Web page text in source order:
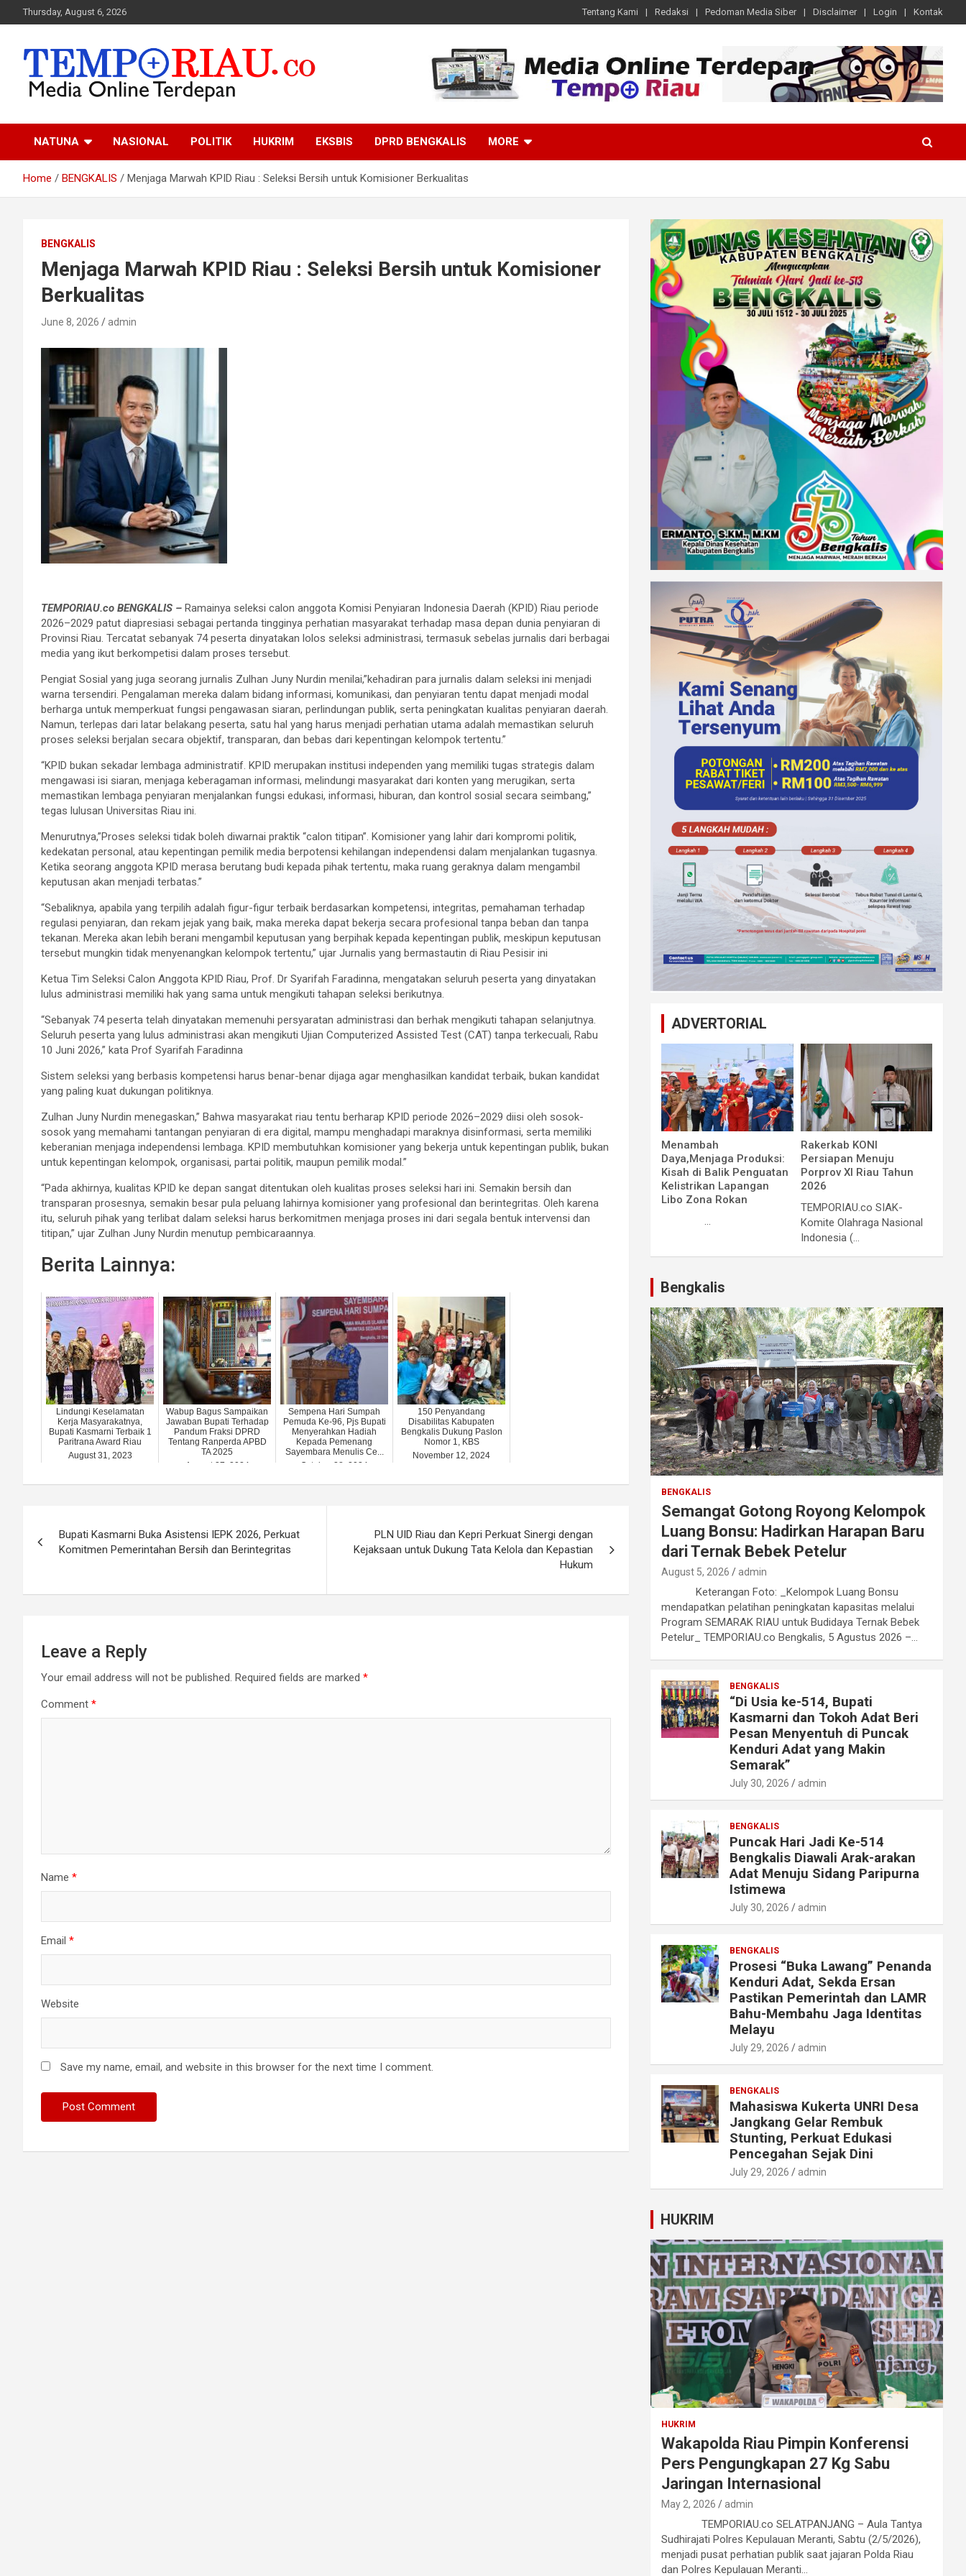
to
Thursday, August 6, 2026 Tentang Kami Redaksi Pedoman Media Siber Disclaimer Login Kontak
Tempo Riau
NATUNA NASIONAL POLITIK HUKRIM EKSBIS DPRD BENGKALIS MORE
Home BENGKALIS Menjaga Marwah KPID Riau : Seleksi Bersih untuk Komisioner Berkualitas
BENGKALIS
Menjaga Marwah KPID Riau : Seleksi Bersih untuk Komisioner
Berkualitas
June 8, 2026 admin
TEMPORIAU.co BENGKALIS – Ramainya seleksi calon anggota Komisi Penyiaran Indonesia Daerah (KPID) Riau periode
2026–2029 patut diapresiasi sebagai pertanda tingginya perhatian masyarakat terhadap masa depan dunia penyiaran di
Provinsi Riau. Tercatat sebanyak 74 peserta dinyatakan lolos seleksi administrasi, termasuk sebelas jurnalis dari berbagai
media yang ikut berkompetisi dalam proses tersebut.
Pengiat Sosial yang juga seorang jurnalis Zulhan Juny Nurdin menilai,”kehadiran para jurnalis dalam seleksi ini menjadi
warna tersendiri. Pengalaman mereka dalam bidang informasi, komunikasi, dan penyiaran tentu dapat menjadi modal
berharga untuk memperkuat fungsi pengawasan siaran, perlindungan publik, serta peningkatan kualitas penyiaran daerah.
Namun, terlepas dari latar belakang peserta, satu hal yang harus menjadi perhatian utama adalah memastikan seluruh
proses seleksi berjalan secara objektif, transparan, dan bebas dari kepentingan kelompok tertentu.”
“KPID bukan sekadar lembaga administratif. KPID merupakan institusi independen yang memiliki tugas strategis dalam
mengawasi isi siaran, menjaga keberagaman informasi, melindungi masyarakat dari konten yang merugikan, serta
memastikan lembaga penyiaran menjalankan fungsi edukasi, informasi, hiburan, dan kontrol sosial secara seimbang,”
tegas lulusan Universitas Riau ini.
Menurutnya,”Proses seleksi tidak boleh diwarnai praktik “calon titipan”. Komisioner yang lahir dari kompromi politik,
kedekatan personal, atau kepentingan pemilik media berpotensi kehilangan independensi dalam menjalankan tugasnya.
Ketika seorang anggota KPID merasa berutang budi kepada pihak tertentu, maka ruang geraknya dalam mengambil
keputusan akan menjadi terbatas.”
“Sebaliknya, apabila yang terpilih adalah figur-figur terbaik berdasarkan kompetensi, integritas, pemahaman terhadap
regulasi penyiaran, dan rekam jejak yang baik, maka mereka dapat bekerja secara profesional tanpa beban dan tanpa
tekanan. Mereka akan lebih berani mengambil keputusan yang berpihak kepada kepentingan publik, meskipun keputusan
tersebut mungkin tidak menyenangkan kelompok tertentu,” ujar Jurnalis yang bermastautin di Riau Pesisir ini
Ketua Tim Seleksi Calon Anggota KPID Riau, Prof. Dr Syarifah Faradinna, mengatakan seluruh peserta yang dinyatakan
lulus administrasi memiliki hak yang sama untuk mengikuti tahapan seleksi berikutnya.
“Sebanyak 74 peserta telah dinyatakan memenuhi persyaratan administrasi dan berhak mengikuti tahapan selanjutnya.
Seluruh peserta yang lulus administrasi akan mengikuti Ujian Computerized Assisted Test (CAT) tanpa terkecuali, Rabu
10 Juni 2026,” kata Prof Syarifah Faradinna
Sistem seleksi yang berbasis kompetensi harus benar-benar dijaga agar menghasilkan kandidat terbaik, bukan kandidat
yang paling kuat dukungan politiknya.
Zulhan Juny Nurdin menegaskan,” Bahwa masyarakat riau tentu berharap KPID periode 2026–2029 diisi oleh sosok-
sosok yang memahami tantangan penyiaran di era digital, mampu menghadapi maraknya disinformasi, serta memiliki
keberanian menjaga independensi lembaga. KPID membutuhkan komisioner yang bekerja untuk kepentingan publik, bukan
untuk kepentingan kelompok, organisasi, partai politik, maupun pemilik modal.”
“Pada akhirnya, kualitas KPID ke depan sangat ditentukan oleh kualitas proses seleksi hari ini. Semakin bersih dan
transparan prosesnya, semakin besar pula peluang lahirnya komisioner yang profesional dan berintegritas. Oleh karena
itu, seluruh pihak yang terlibat dalam seleksi harus berkomitmen menjaga proses ini dari segala bentuk intervensi dan
titipan,” ujar Zulhan Juny Nurdin menutup pembicaraannya.
Berita Lainnya:
Lindungi Keselamatan
Kerja Masyarakatnya,
Bupati Kasmarni Terbaik 1
Paritrana Award Riau
August 31, 2023
Wabup Bagus Sampaikan
Jawaban Bupati Terhadap
Pandum Fraksi DPRD
Tentang Ranperda APBD
TA 2025
August 27, 2024
Sempena Hari Sumpah
Pemuda Ke-96, Pjs Bupati
Menyerahkan Hadiah
Kepada Pemenang
Sayembara Menulis Ce...
October 28, 2024
150 Penyandang
Disabilitas Kabupaten
Bengkalis Dukung Paslon
Nomor 1, KBS
November 12, 2024
navigation
Bupati Kasmarni Buka Asistensi IEPK 2026, Perkuat
Komitmen Pemerintahan Bersih dan Berintegritas
PLN UID Riau dan Kepri Perkuat Sinergi dengan
Kejaksaan untuk Dukung Tata Kelola dan Kepastian
Hukum
Leave a Reply
Your email address will not be published. Required fields are marked *
Comment *
Name *
Email *
Website
Save my name, email, and website in this browser for the next time I comment.
ADVERTORIAL
Menambah
Daya,Menjaga Produksi:
Kisah di Balik Penguatan
Kelistrikan Lapangan
Libo Zona Rokan
...
Rakerkab KONI
Persiapan Menuju
Porprov XI Riau Tahun
2026
TEMPORIAU.co SIAK-
Komite Olahraga Nasional
Indonesia (...
Bengkalis
BENGKALIS
Semangat Gotong Royong Kelompok
Luang Bonsu: Hadirkan Harapan Baru
dari Ternak Bebek Petelur
August 5, 2026 admin
Keterangan Foto: _Kelompok Luang Bonsu
mendapatkan pelatihan peningkatan kapasitas melalui
Program SEMARAK RIAU untuk Budidaya Ternak Bebek
Petelur_ TEMPORIAU.co Bengkalis, 5 Agustus 2026 –…
BENGKALIS
“Di Usia ke-514, Bupati
Kasmarni dan Tokoh Adat Beri
Pesan Menyentuh di Puncak
Kenduri Adat yang Makin
Semarak”
July 30, 2026 admin
BENGKALIS
Puncak Hari Jadi Ke-514
Bengkalis Diawali Arak-arakan
Adat Menuju Sidang Paripurna
Istimewa
July 30, 2026 admin
BENGKALIS
Prosesi “Buka Lawang” Penanda
Kenduri Adat, Sekda Ersan
Pastikan Pemerintah dan LAMR
Bahu-Membahu Jaga Identitas
Melayu
July 29, 2026 admin
BENGKALIS
Mahasiswa Kukerta UNRI Desa
Jangkang Gelar Rembuk
Stunting, Perkuat Edukasi
Pencegahan Sejak Dini
July 29, 2026 admin
HUKRIM
HUKRIM
Wakapolda Riau Pimpin Konferensi
Pers Pengungkapan 27 Kg Sabu
Jaringan Internasional
May 2, 2026 admin
TEMPORIAU.co SELATPANJANG – Aula Tantya
Sudhirajati Polres Kepulauan Meranti, Sabtu (2/5/2026),
menjadi pusat perhatian publik saat jajaran Polda Riau
dan Polres Kepulauan Meranti…